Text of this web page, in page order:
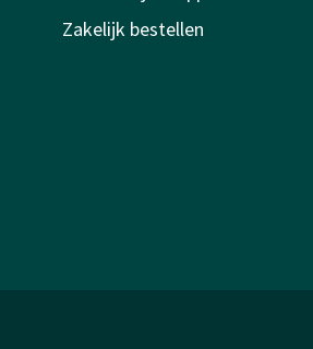
Zakelijk bestellen